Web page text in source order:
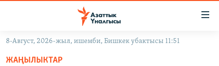
Навигацияга
өтүңүз
8-Август, 2026-жыл, ишемби, Бишкек убактысы 11:51
ЖАҢЫЛЫКТАР